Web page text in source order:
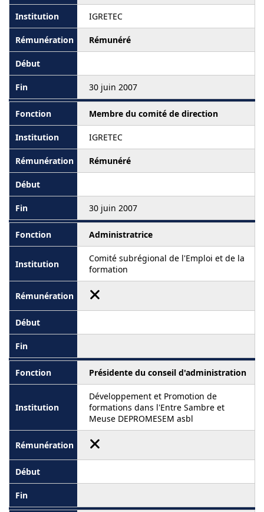
IGRETEC
Rémunéré
30 juin 2007
Membre du comité de direction
IGRETEC
Rémunéré
30 juin 2007
Administratrice
Comité subrégional de l'Emploi et de la
formation
Présidente du conseil d'administration
Développement et Promotion de
formations dans l'Entre Sambre et
Meuse DEPROMESEM asbl